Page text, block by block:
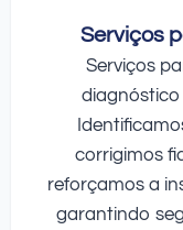
Serviços
Serviços
diagnóstico
corrigimos
reforçamos a
garantindo